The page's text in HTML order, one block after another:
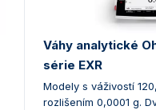
Váhy analytické
série EXR
Modely s váživostí
rozlišením 0,0001 g.